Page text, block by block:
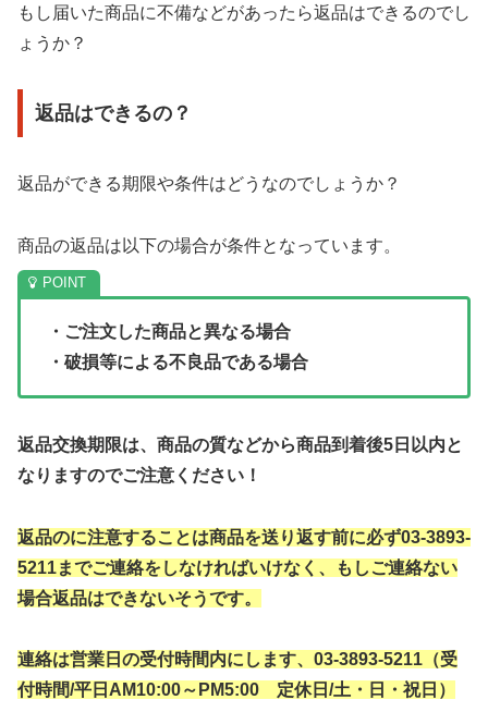
もし届いた商品に不備などがあったら返品はできるのでし
ょうか？
返品はできるの？
返品ができる期限や条件はどうなのでしょうか？
商品の返品は以下の場合が条件となっています。
・ご注文した商品と異なる場合
・破損等による不良品である場合
返品交換期限は、商品の質などから商品到着後5日以内と
なりますのでご注意ください！
返品のに注意することは商品を送り返す前に必ず03-3893-
5211までご連絡をしなければいけなく、もしご連絡ない
場合返品はできないそうです。
連絡は営業日の受付時間内にします、03-3893-5211（受
付時間/平日AM10:00～PM5:00 定休日/土・日・祝日）